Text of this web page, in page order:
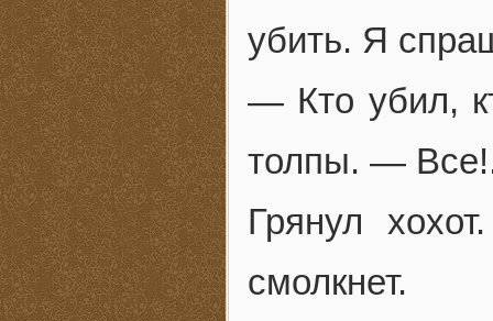
убить. Я
— Кто убил,
толпы. —
Грянул
смолкнет.